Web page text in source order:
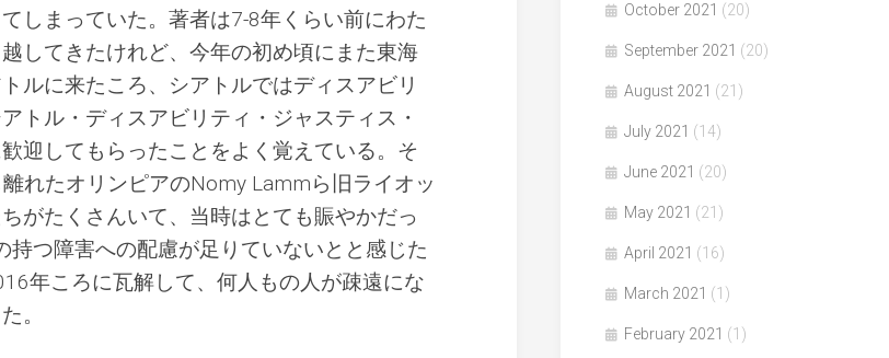
しまっていた。著者は7-8年くらい前にわた
してきたけれど、今年の初め頃にまた東海
ルに来たころ、シアトルではディスアビリ
トル・ディスアビリティ・ジャスティス・
迎してもらったことをよく覚えている。そ
れたオリンピアのNomy Lammら旧ライオッ
がたくさんいて、当時はとても賑やかだっ
つ障害への配慮が足りていないとと感じた
年ころに瓦解して、何人もの人が疎遠にな
。
October 2021 (20)
September 2021 (20)
August 2021 (21)
July 2021 (14)
June 2021 (20)
May 2021 (21)
April 2021 (16)
March 2021 (1)
February 2021 (1)